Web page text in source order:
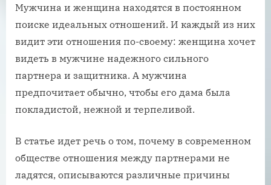
Мужчина и женщина находятся в постоянном
поиске идеальных отношений. И каждый из них
видит эти отношения по-своему: женщина хочет
видеть в мужчине надежного сильного
партнера и защитника. А мужчина
предпочитает обычно, чтобы его дама была
покладистой, нежной и терпеливой.
В статье идет речь о том, почему в современном
обществе отношения между партнерами не
ладятся, описываются различные причины